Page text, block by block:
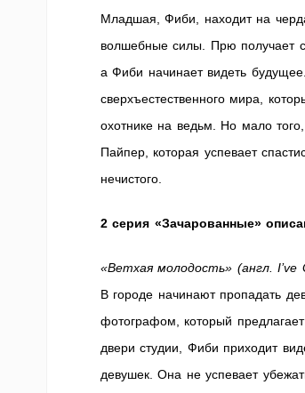
Младшая, Фиби, находит на
волшебные силы. Прю получает
а Фиби начинает видеть
сверхъестественного мира,
охотнике на ведьм. Но мало
Пайпер, которая успевает
нечистого.
2 серия «Зачарованные»
«Ветхая молодость» (англ. I’ve
В городе начинают пропадать
фотографом, который
двери студии, Фиби приходит
девушек. Она не успевает